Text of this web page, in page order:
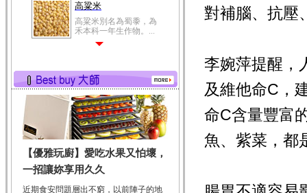
高粱米
高粱米別名為蜀黍，為
禾本科一年生作物。...
有蛋白質、脂肪、磷...
鮪魚
鮪魚肚肉中的不飽和脂
肪酸內富含EPA和DH...
韭菜
韭菜所含的膳食纖維能
幫助消化與通便；揮...
冬瓜
【優雅玩廚】愛吃水果又怕壞，
一招讓妳享用久久
近期食安問題層出不窮，以前陣子的地
對補腦、抗壓
李婉萍提醒，
及維他命C，
命C含量豐富
魚、紫菜，都